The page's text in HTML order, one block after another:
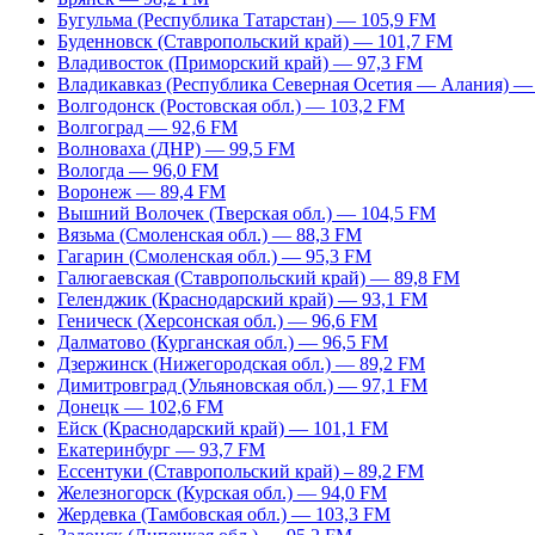
Бугульма (Республика Татарстан) — 105,9 FM
Буденновск (Ставропольский край) — 101,7 FM
Владивосток (Приморский край) — 97,3 FM
Владикавказ (Республика Северная Осетия — Алания)
Волгодонск (Ростовская обл.) — 103,2 FM
Волгоград — 92,6 FM
Волноваха (ДНР) — 99,5 FM
Вологда — 96,0 FM
Воронеж — 89,4 FM
Вышний Волочек (Тверская обл.) — 104,5 FM
Вязьма (Смоленская обл.) — 88,3 FM
Гагарин (Смоленская обл.) — 95,3 FM
Галюгаевская (Ставропольский край) — 89,8 FM
Геленджик (Краснодарский край) — 93,1 FM
Геническ (Херсонская обл.) — 96,6 FM
Далматово (Курганская обл.) — 96,5 FM
Дзержинск (Нижегородская обл.) — 89,2 FM
Димитровград (Ульяновская обл.) — 97,1 FM
Донецк — 102,6 FM
Ейск (Краснодарский край) — 101,1 FM
Екатеринбург — 93,7 FM
Ессентуки (Ставропольский край) – 89,2 FM
Железногорск (Курская обл.) — 94,0 FM
Жердевка (Тамбовская обл.) — 103,3 FM